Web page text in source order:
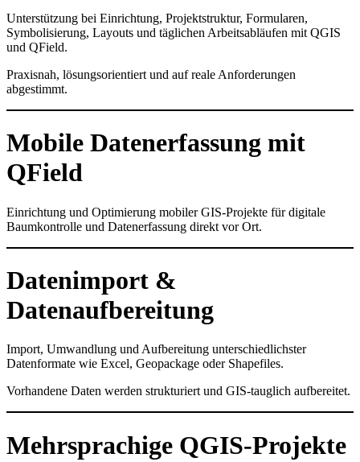
Unterstützung bei Einrichtung, Projektstruktur, Formularen,
Symbolisierung, Layouts und täglichen Arbeitsabläufen mit QGIS
und QField.
Praxisnah, lösungsorientiert und auf reale Anforderungen
abgestimmt.
Mobile Datenerfassung mit
QField
Einrichtung und Optimierung mobiler GIS-Projekte für digitale
Baumkontrolle und Datenerfassung direkt vor Ort.
Datenimport &
Datenaufbereitung
Import, Umwandlung und Aufbereitung unterschiedlichster
Datenformate wie Excel, Geopackage oder Shapefiles.
Vorhandene Daten werden strukturiert und GIS-tauglich aufbereitet.
Mehrsprachige QGIS-Projekte